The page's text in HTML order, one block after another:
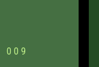
0 0 9